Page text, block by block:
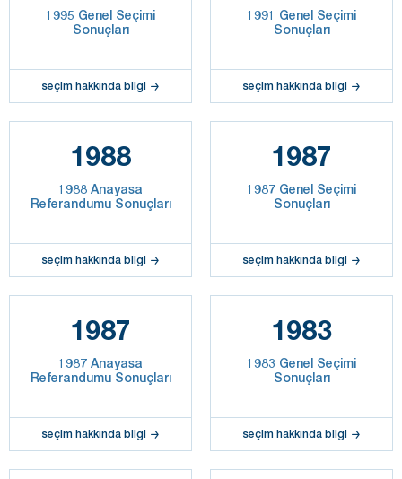
1995 Genel Seçimi
Sonuçları
seçim hakkında bilgi
1991 Genel Seçimi
Sonuçları
seçim hakkında bilgi
1988
1988 Anayasa
Referandumu Sonuçları
seçim hakkında bilgi
1987
1987 Genel Seçimi
Sonuçları
seçim hakkında bilgi
1987
1987 Anayasa
Referandumu Sonuçları
seçim hakkında bilgi
1983
1983 Genel Seçimi
Sonuçları
seçim hakkında bilgi